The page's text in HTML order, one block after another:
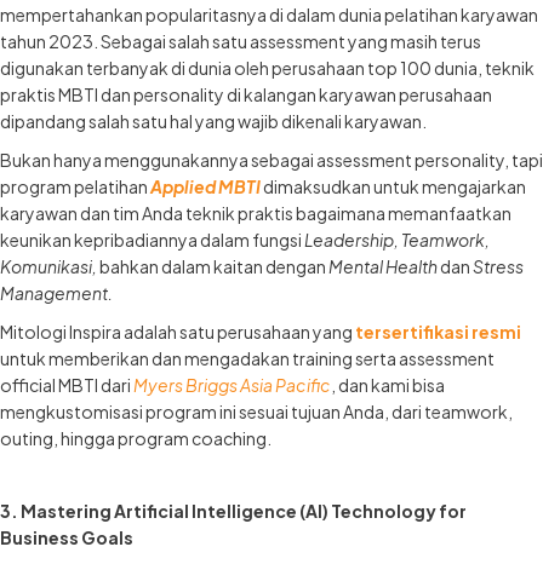
mempertahankan popularitasnya di dalam dunia pelatihan karyawan
tahun 2023. Sebagai salah satu assessment yang masih terus
digunakan terbanyak di dunia oleh perusahaan top 100 dunia, teknik
praktis MBTI dan personality di kalangan karyawan perusahaan
dipandang salah satu hal yang wajib dikenali karyawan.
Bukan hanya menggunakannya sebagai assessment personality, tapi
program pelatihanApplied MBTIdimaksudkan untuk mengajarkan
karyawan dan tim Anda teknik praktis bagaimana memanfaatkan
keunikan kepribadiannya dalam fungsi Leadership, Teamwork,
Komunikasi, bahkan dalam kaitan dengan Mental HealthdanStress
Management.
Mitologi Inspira adalah satu perusahaan yang tersertifikasi resmi
untuk memberikan dan mengadakan training serta assessment
official MBTI dari Myers Briggs Asia Pacific , dan kami bisa
mengkustomisasi program ini sesuai tujuan Anda, dari teamwork,
outing, hingga program coaching.
3. Mastering Artificial Intelligence (AI) Technology for
Business Goals